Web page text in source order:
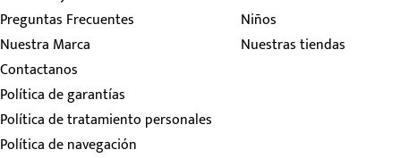
Preguntas Frecuentes
Nuestra Marca
Contactanos
Política de garantías
Política de tratamiento personales
Política de navegación
Niños
Nuestras tiendas